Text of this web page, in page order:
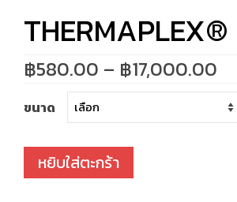
THERMAPLEX®
฿580.00 – ฿17,000.00
฿
฿
ขนาด
หยิบใส่ตะกร้า